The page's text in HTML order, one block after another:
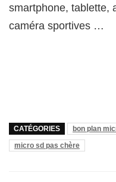
smartphone, tablette,
caméra sportives …
CATÉGORIES bon plan
micro sd pas chère